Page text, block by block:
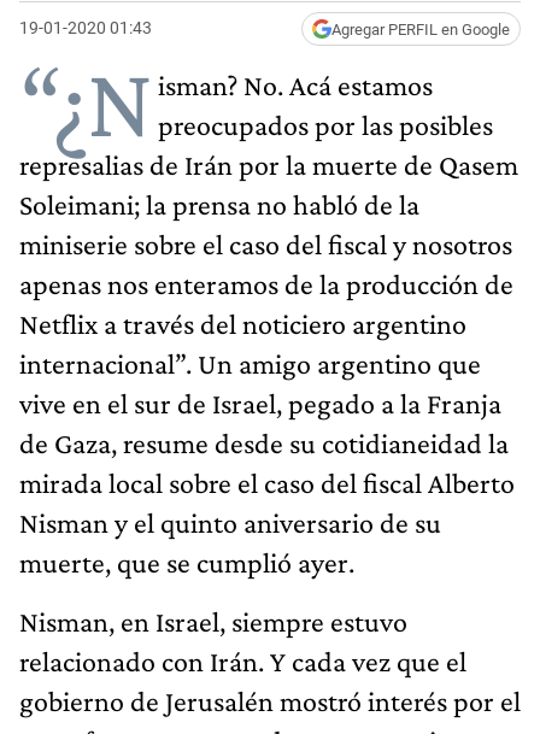
19-01-2020 01:43 Agregar PERFIL en Google
“¿N isman? No. Acá estamos
preocupados por las posibles
represalias de Irán por la muerte de Qasem
Soleimani; la prensa no habló de la
miniserie sobre el caso del fiscal y nosotros
apenas nos enteramos de la producción de
Netflix a través del noticiero argentino
internacional”. Un amigo argentino que
vive en el sur de Israel, pegado a la Franja
de Gaza, resume desde su cotidianeidad la
mirada local sobre el caso del fiscal Alberto
Nisman y el quinto aniversario de su
muerte, que se cumplió ayer.
Nisman, en Israel, siempre estuvo
relacionado con Irán. Y cada vez que el
gobierno de Jerusalén mostró interés por el